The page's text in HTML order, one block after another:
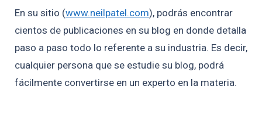
En su sitio (www.neilpatel.com), podrás encontrar
cientos de publicaciones en su blog en donde detalla
paso a paso todo lo referente a su industria. Es decir,
cualquier persona que se estudie su blog, podrá
fácilmente convertirse en un experto en la materia.